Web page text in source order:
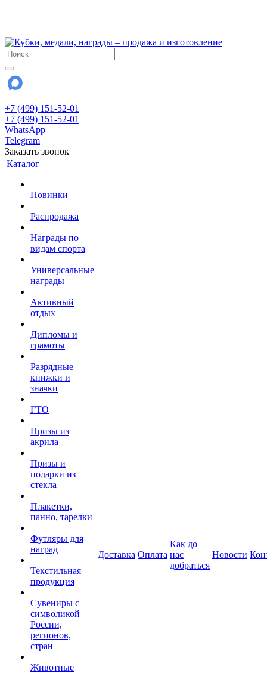
+7 (499) 151-52-01
+7 (499) 151-52-01
WhatsApp
Telegram
Заказать звонок
Каталог
Новинки
Распродажа
Награды по
видам спорта
Универсальные
награды
Активный
отдых
Дипломы и
грамоты
Разрядные
книжки и
значки
ГТО
Призы из
акрила
Призы и
подарки из
стекла
Плакетки,
панно, тарелки
Футляры для
наград
Текстильная
продукция
Сувениры с
символикой
России,
регионов,
стран
Животные
Доставка Оплата
Как до
нас
добраться
Новости